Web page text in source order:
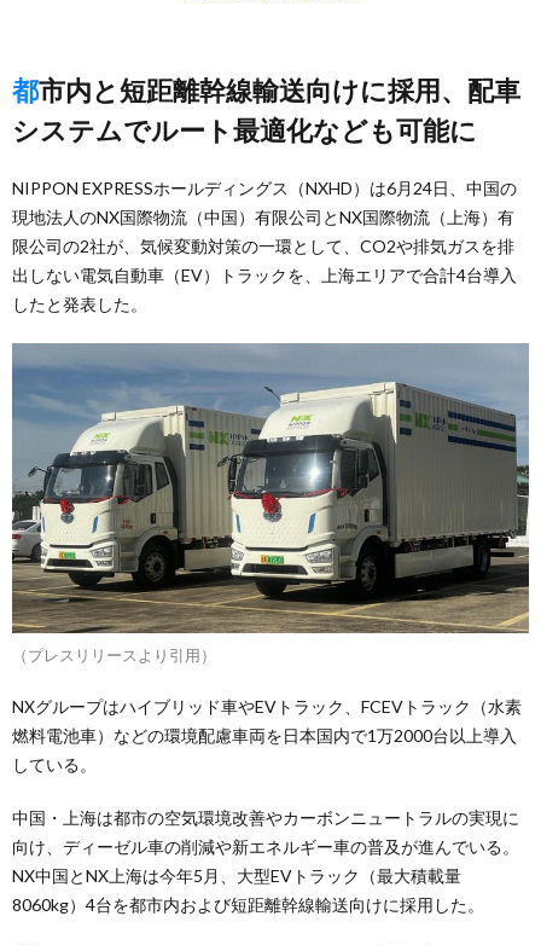
都市内と短距離幹線輸送向けに採用、配車
システムでルート最適化なども可能に
NIPPON EXPRESSホールディングス（NXHD）は6月24日、中国の
現地法人のNX国際物流（中国）有限公司とNX国際物流（上海）有
限公司の2社が、気候変動対策の一環として、CO2や排気ガスを排
出しない電気自動車（EV）トラックを、上海エリアで合計4台導入
したと発表した。
（プレスリリースより引用）
NXグループはハイブリッド車やEVトラック、FCEVトラック（水素
燃料電池車）などの環境配慮車両を日本国内で1万2000台以上導入
している。
中国・上海は都市の空気環境改善やカーボンニュートラルの実現に
向け、ディーゼル車の削減や新エネルギー車の普及が進んでいる。
NX中国とNX上海は今年5月、大型EVトラック（最大積載量
8060kg）4台を都市内および短距離幹線輸送向けに採用した。